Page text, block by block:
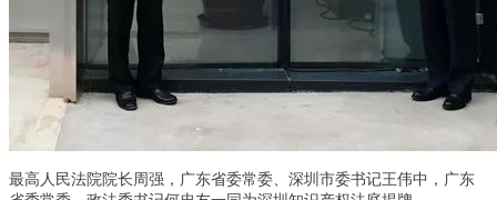
最高人民法院院长周强，广东省委常委、深圳市委书记王伟中，广东